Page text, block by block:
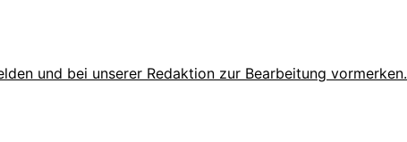
und bei unserer Redaktion zur Bearbeitung vormerken.